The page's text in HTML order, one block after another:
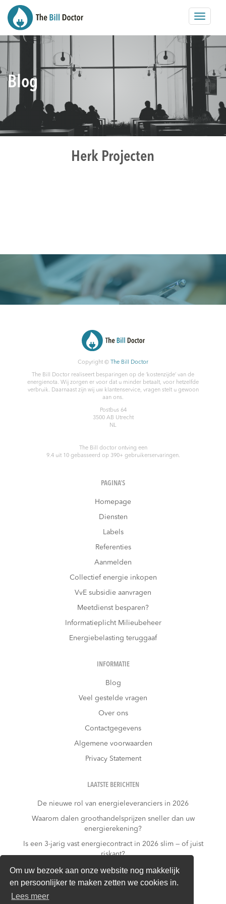
Om uw bezoek aan onze website nog makkelijk
en persoonlijker te maken zetten we cookies in.
Lees meer
Toggle
Blog
Herk Projecten
Copyright © The Bill Doctor
The Bill Doctor realiseert besparingen op de ‘kostenzijde’ van de
energienota. Wij zorgen er voor dat u minder betaalt, voor hetzelfde
verbruik. Daarnaast zijn wij uw klantenservice, vragen stelt u gewoon
aan ons.
Postbus 64
3500 AB Utrecht
NL
The Bill doctorontving een
9.4uit 10gebasseerd op 390+ gebruikerservaringen.
PAGINA’S
Homepage
Diensten
Labels
Referenties
Aanmelden
Collectief energie inkopen
VvE subsidie aanvragen
Meetdienst besparen?
Informatieplicht Milieubeheer
Energiebelasting teruggaaf
INFORMATIE
Blog
Veel gestelde vragen
Over ons
Contactgegevens
Algemene voorwaarden
Privacy Statement
LAATSTE BERICHTEN
De nieuwe rol van energieleveranciers in 2026
Waarom dalen groothandelsprijzen sneller dan uw
energierekening?
Is een 3-jarig vast energiecontract in 2026 slim — of juist
riskant?
Wat kost niets doen?
Warmtepomp + dynamisch contract: gouden